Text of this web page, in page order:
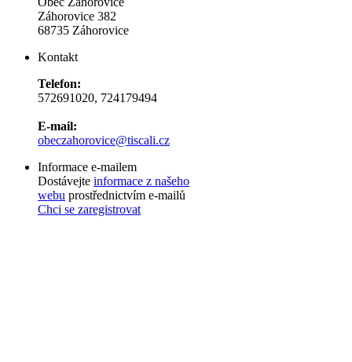
Záhorovice 382
68735 Záhorovice
Kontakt
Telefon:
572691020, 724179494
E-mail:
obeczahorovice@tiscali.cz
Informace e-mailem
Dostávejte informace z našeho
webu prostřednictvím e-mailů
Chci se zaregistrovat